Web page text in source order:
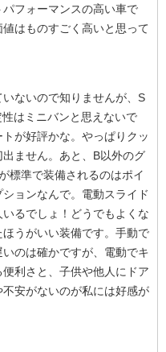
フォーマンスの高い車で
はものすごく高いと思って
ないので知りませんが、S
はミニバンと思えないで
が好評かな。やっぱりクッ
ません。あと、B以外のグ
標準で装備されるのはポイ
ョンなんで。電動スライド
るでしょ！どうでもよくな
うがいい装備です。手動で
のは確かですが、電動でキ
利さと、子供や他人にドア
安がないのが私には好感が